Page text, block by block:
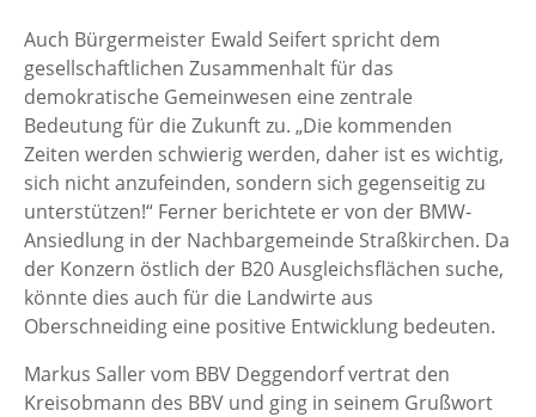
Auch Bürgermeister Ewald Seifert spricht dem
gesellschaftlichen Zusammenhalt für das
demokratische Gemeinwesen eine zentrale
Bedeutung für die Zukunft zu. „Die kommenden
Zeiten werden schwierig werden, daher ist es wichtig,
sich nicht anzufeinden, sondern sich gegenseitig zu
unterstützen!“ Ferner berichtete er von der BMW-
Ansiedlung in der Nachbargemeinde Straßkirchen. Da
der Konzern östlich der B20 Ausgleichsflächen suche,
könnte dies auch für die Landwirte aus
Oberschneiding eine positive Entwicklung bedeuten.
Markus Saller vom BBV Deggendorf vertrat den
Kreisobmann des BBV und ging in seinem Grußwort